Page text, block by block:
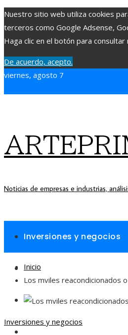
Nuestro sitio web utiliza cookies
terceros como Google Adsense,
Haga clic en el botón para
De acuerdo, acepto.
viernes, agosto 7
Noticias de empresas e industrias,
Inversiones y negocios
Responsabilidad social
Cultura y ocio
Inicio
Los mviles reacondicionados
Inversiones y negocios